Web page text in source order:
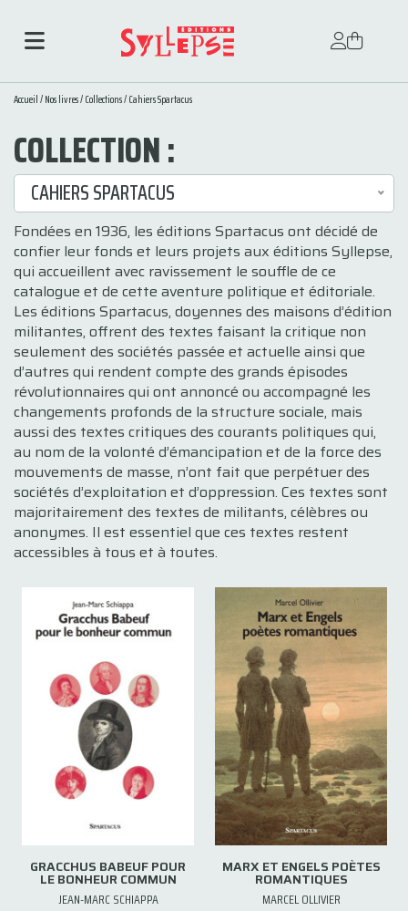
Accueil/Nos livres/Collections/Cahiers Spartacus
COLLECTION :
CAHIERS SPARTACUS
Fondées en 1936, les éditions Spartacus ont décidé de
confier leur fonds et leurs projets aux éditions Syllepse,
qui accueillent avec ravissement le souffle de ce
catalogue et de cette aventure politique et éditoriale.
Les éditions Spartacus, doyennes des maisons d’édition
militantes, offrent des textes faisant la critique non
seulement des sociétés passée et actuelle ainsi que
d’autres qui rendent compte des grands épisodes
révolutionnaires qui ont annoncé ou accompagné les
changements profonds de la structure sociale, mais
aussi des textes critiques des courants politiques qui,
au nom de la volonté d’émancipation et de la force des
mouvements de masse, n’ont fait que perpétuer des
sociétés d’exploitation et d’oppression. Ces textes sont
majoritairement des textes de militants, célèbres ou
anonymes. Il est essentiel que ces textes restent
accessibles à tous et à toutes.
GRACCHUS BABEUF POUR
LE BONHEUR COMMUN
JEAN-MARC SCHIAPPA
MARX ET ENGELS POÈTES
ROMANTIQUES
MARCEL OLLIVIER